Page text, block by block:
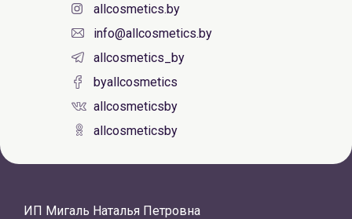
allcosmetics.by
info@allcosmetics.by
allcosmetics_by
byallcosmetics
allcosmeticsby
allcosmeticsby
ИП Мигаль Наталья Петровна